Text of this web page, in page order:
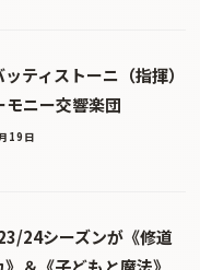
ティストーニ（指揮）
ニー交響楽団
19日
24シーズンが《修道